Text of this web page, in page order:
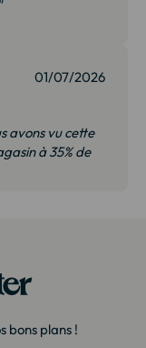
01/07/2026
avons vu cette
à 35% de
bons plans !